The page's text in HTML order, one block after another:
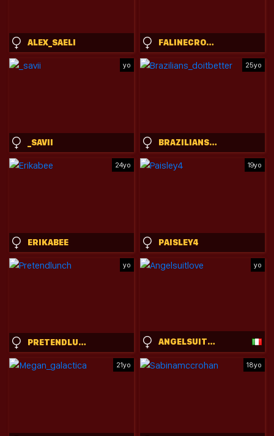
ALEX_SAELI FALINECROSTHWAITE
yo
_SAVII
25yo
BRAZILIANS_DOITBETTER
24yo
ERIKABEE
19yo
PAISLEY4
yo
PRETENDLUNCH
yo
ANGELSUITLOVE
21yo 18yo